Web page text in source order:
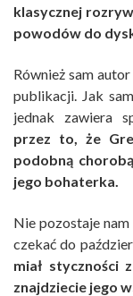
klasycznej
powodów do
Również sam
publikacji. Jak
jednak zawiera
przez to, że
podobną
jego bohaterka.
Nie pozostaje
czekać do
miał styczności
znajdziecie jego